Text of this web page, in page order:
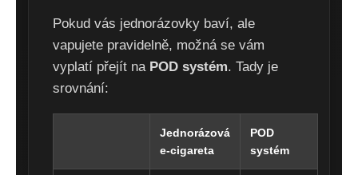
Pokud vás jednorázovky baví, ale
vapujete pravidelně, možná se vám
vyplatí přejít na POD systém. Tady je
srovnání:
Jednorázová
e-cigareta
POD
systém